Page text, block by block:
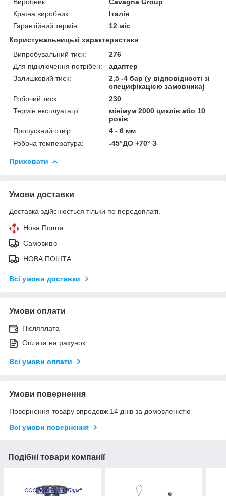
Країна виробник
Італія
Гарантійний термін
12 міс
Користувальницькі характеристики
Випробувальний тиск:
276
Для підключення потрібен:
адаптер
Залишковий тиск:
2,5 -4 бар (у відповідності зі
специфікацією замовника)
Робочий тиск:
230
Термін експлуатації:
мінімум 2000 циклів або 10
років
Пропускний отвір:
4 - 6 мм
Робоча температура:
-45°ДО +70° З
Приховати
Умови доставки
Доставка здійснюється тільки по передоплаті.
Нова Пошта
Самовивіз
НОВА ПОШТА
Всі умови доставки
Умови оплати
Післяплата
Оплата на рахунок
Всі умови оплати
Умови повернення
Повернення товару впродовж 14 днів за домовленістю
Всі умови повернення
Подібні товари компанії